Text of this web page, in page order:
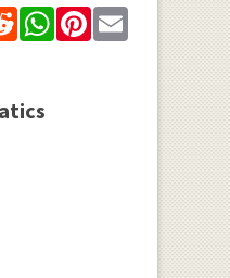
Reddit
WhatsApp
Pinterest
Email